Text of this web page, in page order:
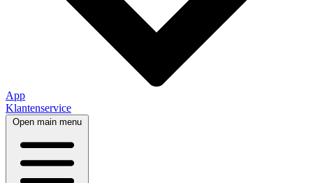
App
Klantenservice
Open main menu